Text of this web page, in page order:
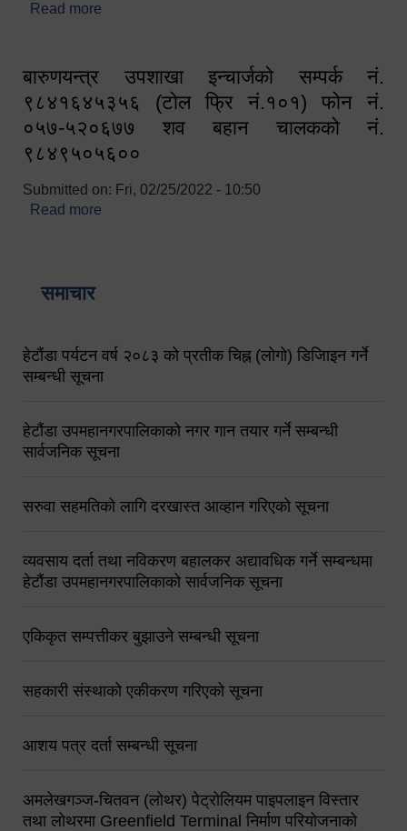
Read more
बारुणयन्त्र उपशाखा इन्चार्जको सम्पर्क नं.
९८४१६४५३५६ (टोल फ्रि नं.१०१) फोन नं.
०५७-५२०६७७ शव बहान चालकको नं.
९८४९५०५६००
Submitted on: Fri, 02/25/2022 - 10:50
Read more
समाचार
हेटौंडा पर्यटन वर्ष २०८३ को प्रतीक चिह्न (लोगो) डिजिाइन गर्ने
सम्बन्धी सूचना
हेटौंडा उपमहानगरपालिकाको नगर गान तयार गर्ने सम्बन्धी
सार्वजनिक सूचना
सरुवा सहमतिको लागि दरखास्त आव्हान गरिएको सूचना
व्यवसाय दर्ता तथा नविकरण बहालकर अद्यावधिक गर्ने सम्बन्धमा
हेटौंडा उपमहानगरपालिकाको सार्वजनिक सूचना
एकिकृत सम्पत्तीकर बुझाउने सम्बन्धी सूचना
सहकारी संस्थाको एकीकरण गरिएको सूचना
आशय पत्र दर्ता सम्बन्धी सूचना
अमलेखगञ्ज-चितवन (लोथर) पेट्रोलियम पाइपलाइन विस्तार
तथा लोथरमा Greenfield Terminal निर्माण परियोजनाको